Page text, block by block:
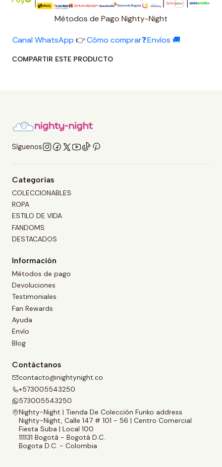
Métodos de Pago Nighty-Night
Canal WhatsApp 👉Cómo comprar❓Envíos 🚚
COMPARTIR ESTE PRODUCTO
Síguenos
Categorías
COLECCIONABLES
ROPA
ESTILO DE VIDA
FANDOMS
DESTACADOS
Información
Métodos de pago
Devoluciones
Testimoniales
Fan Rewards
Ayuda
Envío
Blog
Contáctanos
contacto@nightynight.co
+573005543250
573005543250
Nighty-Night | Tienda De Colección Funko address
Nighty-Night, Calle 147 # 101 - 56 | Centro Comercial
Fiesta Suba | Local 100
111131 Bogotá - Bogotá D.C.
Bogota D.C. - Colombia